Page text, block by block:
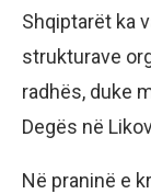
Shqiptarët ka
strukturave
radhës, duke
Degës në
Në praninë e